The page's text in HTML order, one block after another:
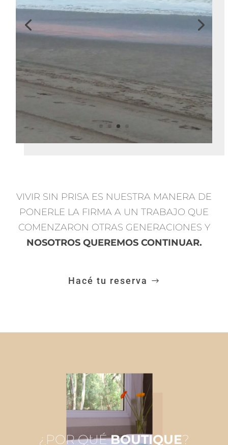
VIVIR SIN PRISA ES NUESTRA MANERA DE
PONERLE LA FIRMA A UN TRABAJO QUE
COMENZARON OTRAS GENERACIONES Y
NOSOTROS QUEREMOS CONTINUAR.
Hacé tu reserva
¿POR QUÉBOUTIQUE?